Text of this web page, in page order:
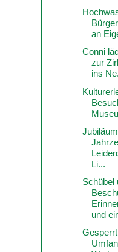
an
Conni
zur
ins
Li...
Schübel
und